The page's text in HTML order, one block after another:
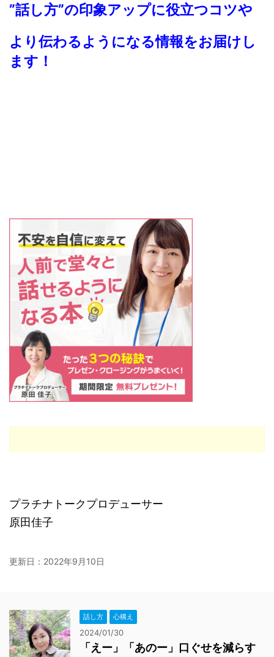
”話し方”の印象アップに役立つコツや
より伝わるようになる情報をお届けし
ます！
プラチナトークプロデューサー
原田佳子
更新日： 2022年9月10日
話し方 心構え
2024/01/30
「えー」「あのー」口ぐせを減らす